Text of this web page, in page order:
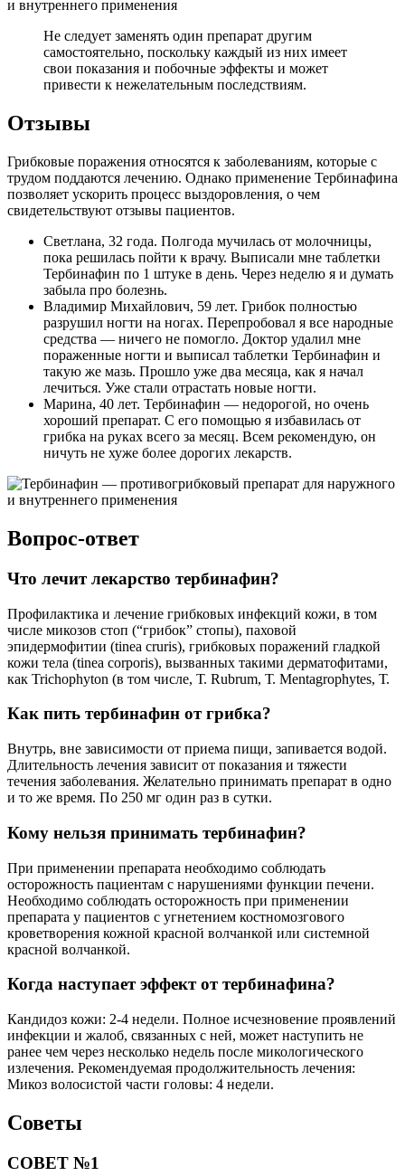
Не следует заменять один препарат другим
самостоятельно, поскольку каждый из них имеет
свои показания и побочные эффекты и может
привести к нежелательным последствиям.
Отзывы
Грибковые поражения относятся к заболеваниям, которые с
трудом поддаются лечению. Однако применение Тербинафина
позволяет ускорить процесс выздоровления, о чем
свидетельствуют отзывы пациентов.
Светлана, 32 года. Полгода мучилась от молочницы,
пока решилась пойти к врачу. Выписали мне таблетки
Тербинафин по 1 штуке в день. Через неделю я и думать
забыла про болезнь.
Владимир Михайлович, 59 лет. Грибок полностью
разрушил ногти на ногах. Перепробовал я все народные
средства — ничего не помогло. Доктор удалил мне
пораженные ногти и выписал таблетки Тербинафин и
такую же мазь. Прошло уже два месяца, как я начал
лечиться. Уже стали отрастать новые ногти.
Марина, 40 лет. Тербинафин — недорогой, но очень
хороший препарат. С его помощью я избавилась от
грибка на руках всего за месяц. Всем рекомендую, он
ничуть не хуже более дорогих лекарств.
Вопрос-ответ
Что лечит лекарство тербинафин?
Профилактика и лечение грибковых инфекций кожи, в том
числе микозов стоп (“грибок” стопы), паховой
эпидермофитии (tinea cruris), грибковых поражений гладкой
кожи тела (tinea corporis), вызванных такими дерматофитами,
как Trichophyton (в том числе, Т. Rubrum, Т. Mentagrophytes, Т.
Как пить тербинафин от грибка?
Внутрь, вне зависимости от приема пищи, запивается водой.
Длительность лечения зависит от показания и тяжести
течения заболевания. Желательно принимать препарат в одно
и то же время. По 250 мг один раз в сутки.
Кому нельзя принимать тербинафин?
При применении препарата необходимо соблюдать
осторожность пациентам с нарушениями функции печени.
Необходимо соблюдать осторожность при применении
препарата у пациентов с угнетением костномозгового
кроветворения кожной красной волчанкой или системной
красной волчанкой.
Когда наступает эффект от тербинафина?
Кандидоз кожи: 2-4 недели. Полное исчезновение проявлений
инфекции и жалоб, связанных с ней, может наступить не
ранее чем через несколько недель после микологического
излечения. Рекомендуемая продолжительность лечения:
Микоз волосистой части головы: 4 недели.
Советы
СОВЕТ №1